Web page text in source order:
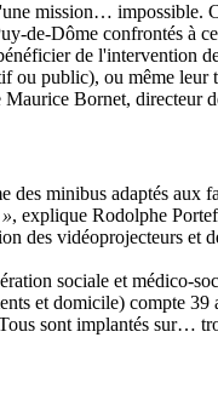
mission… impossible.
de-Dôme confrontés à
de
ou public), ou même leur
Maurice Bornet, directeur
des minibus adaptés aux
, explique Rodolphe
des vidéoprojecteurs et
sociale et médico-
et domicile) compte 39
sont implantés sur…